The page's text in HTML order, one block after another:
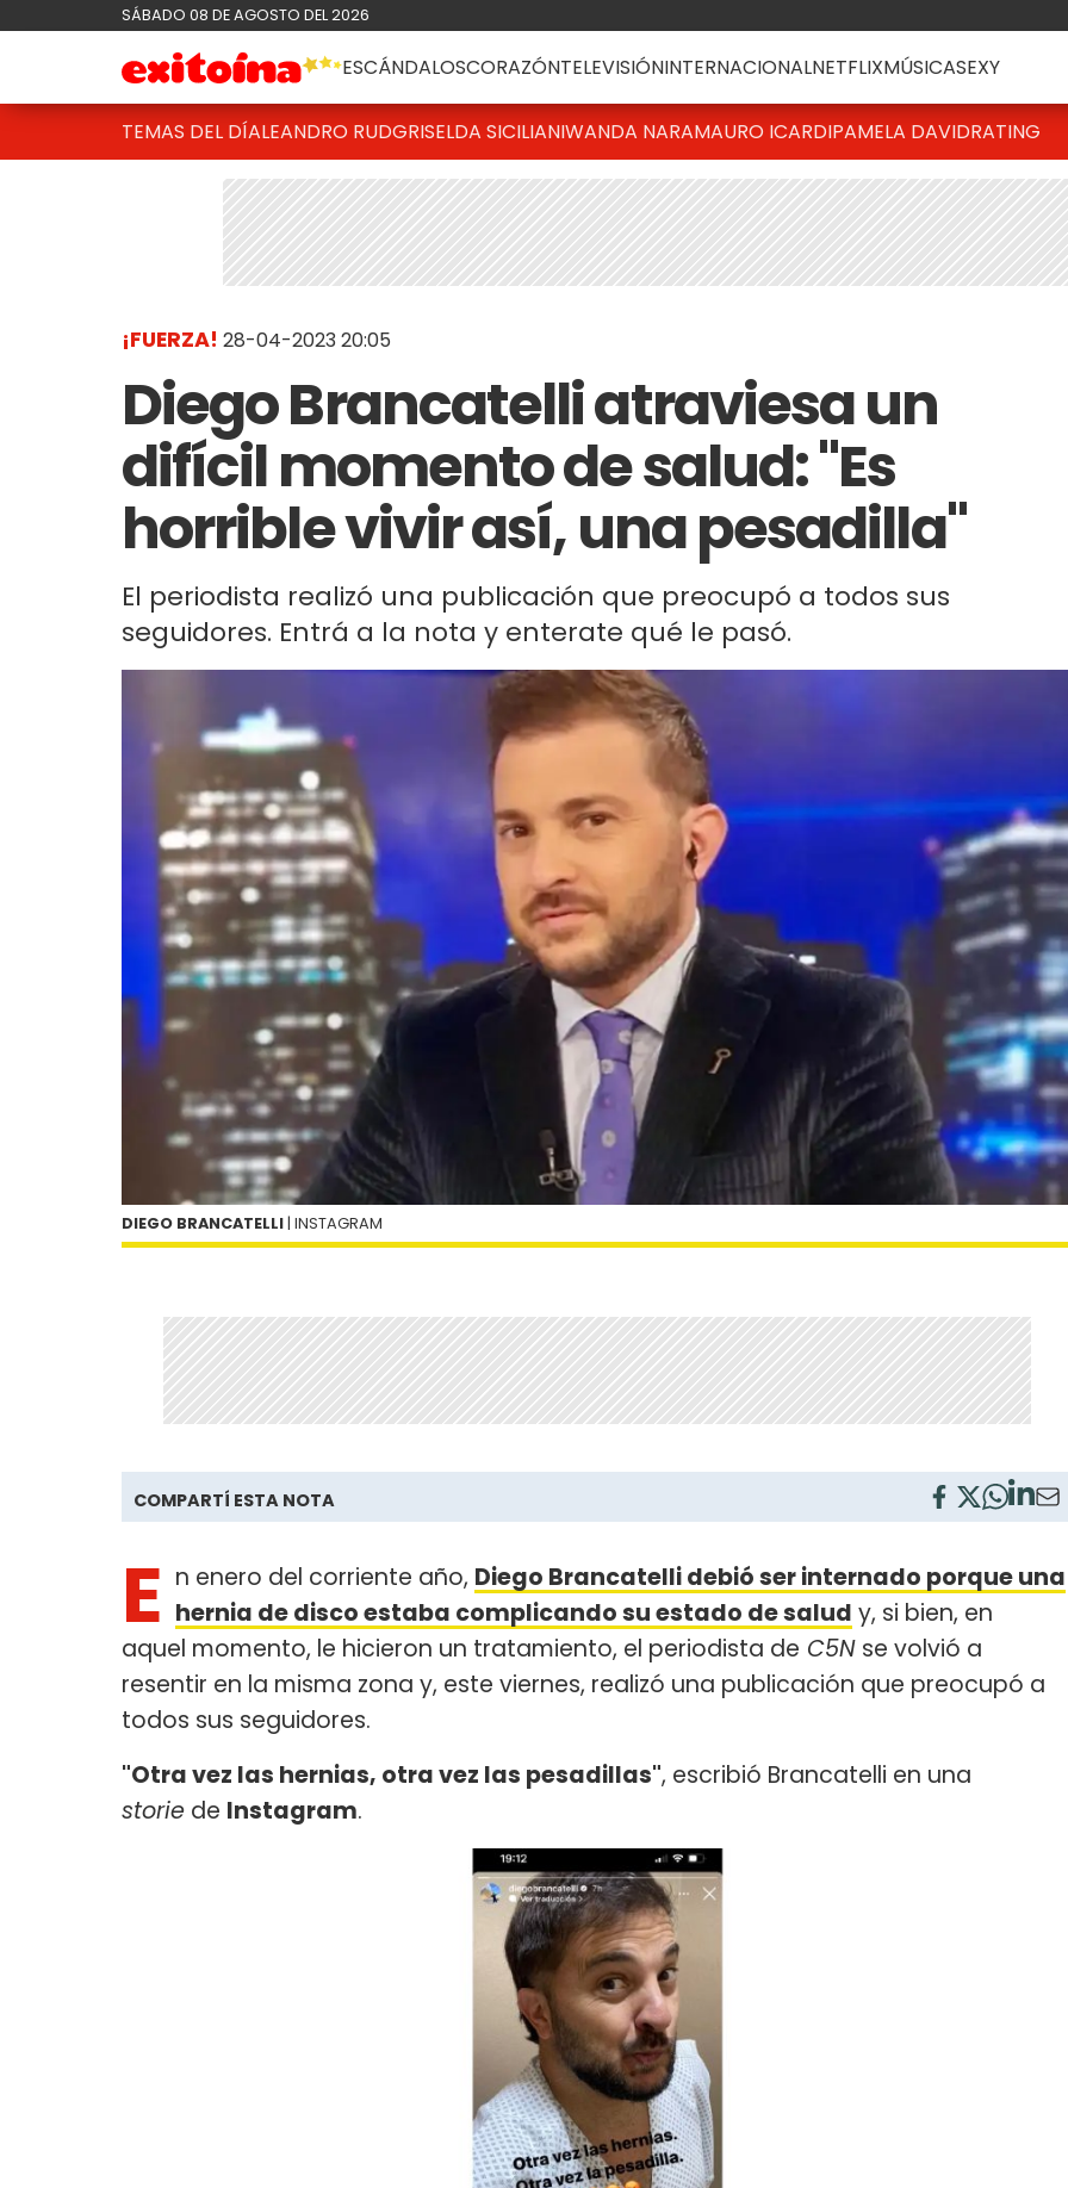
SÁBADO 08 DE AGOSTO DEL 2026
ESCÁNDALOSCORAZÓNTELEVISIÓNINTERNACIONALNETFLIXMÚSICASEXY
TEMAS DEL DÍALEANDRO RUDGRISELDA SICILIANIWANDA NARAMAURO ICARDIPAMELA DAVIDRATING
¡FUERZA! 28-04-2023 20:05
Diego Brancatelli atraviesa un
difícil momento de salud: "Es
horrible vivir así, una pesadilla"
El periodista realizó una publicación que preocupó a todos sus
seguidores. Entrá a la nota y enterate qué le pasó.
DIEGO BRANCATELLI | INSTAGRAM
COMPARTÍ ESTA NOTA
E n enero del corriente año, Diego Brancatelli debió ser internado porque una
hernia de disco estaba complicando su estado de salud y, si bien, en
aquel momento, le hicieron un tratamiento, el periodista de C5N se volvió a
resentir en la misma zona y, este viernes, realizó una publicación que preocupó a
todos sus seguidores.
"Otra vez las hernias, otra vez las pesadillas", escribió Brancatelli en una
storie de Instagram.